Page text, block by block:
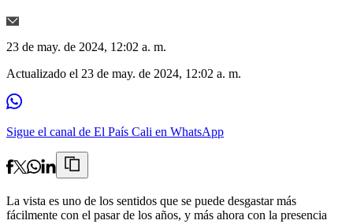
23 de may. de 2024, 12:02 a. m.
Actualizado el 23 de may. de 2024, 12:02 a. m.
Sigue el canal de El País Cali en WhatsApp
La vista es uno de los sentidos que se puede desgastar más
fácilmente con el pasar de los años, y más ahora con la presencia